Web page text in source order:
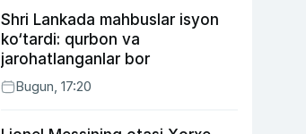
Shri Lankada mahbuslar isyon
ko‘tardi: qurbon va
jarohatlanganlar bor
Bugun, 17:20